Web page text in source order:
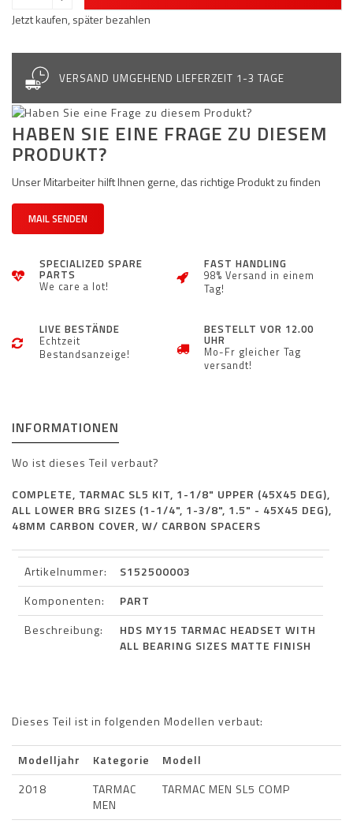
Jetzt kaufen, später bezahlen
VERSAND UMGEHEND LIEFERZEIT 1-3 TAGE
HABEN SIE EINE FRAGE ZU DIESEM
PRODUKT?
Unser Mitarbeiter hilft Ihnen gerne, das richtige Produkt zu finden
MAIL SENDEN
SPECIALIZED SPARE
PARTS
We care a lot!
FAST HANDLING
98% Versand in einem
Tag!
LIVE BESTÄNDE
Echtzeit
Bestandsanzeige!
BESTELLT VOR 12.00
UHR
Mo-Fr gleicher Tag
versandt!
INFORMATIONEN
Wo ist dieses Teil verbaut?
COMPLETE, TARMAC SL5 KIT, 1-1/8" UPPER (45X45 DEG),
ALL LOWER BRG SIZES (1-1/4", 1-3/8", 1.5" - 45X45 DEG),
48MM CARBON COVER, W/ CARBON SPACERS
Artikelnummer:
S152500003
Komponenten:
PART
Beschreibung:
HDS MY15 TARMAC HEADSET WITH
ALL BEARING SIZES MATTE FINISH
Dieses Teil ist in folgenden Modellen verbaut:
Modelljahr Kategorie
Modell
2018
TARMAC
MEN
TARMAC MEN SL5 COMP